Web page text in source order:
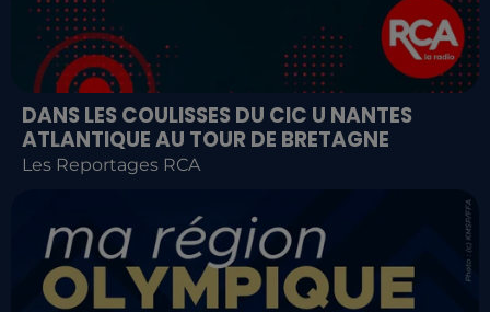
DANS LES COULISSES DU CIC U NANTES
ATLANTIQUE AU TOUR DE BRETAGNE
Les Reportages RCA